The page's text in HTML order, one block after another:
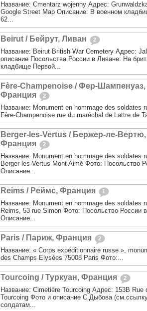
Название: Cmentarz wojenny Адрес:
Google Street Map Описание: В военном
62...
Beirut / Бейрут, Ливан 2
Название: Beirut British War Cemetery Адрес:
описание Посольства России в Ливане: На
кладбище Первой...
Fère-Champenoise / Фер-Шампенуаз,
Франция
2
Название: Monument en hommage des soldates
Fère-Champenoise rue du maréchal de Lattre de
Berger-les-Vertus / Бержер-ле-Вертю,
Франция
2
Название: Monument en hommage des soldates
Berger-les-Vertus Mont Aimé Фото: Посольство
Описание...
Reims / Реймс, Франция 1
Название: Monument en hommage des soldates
Reims, 53 rue Simon Фото: Посольство России
Описание...
Paris / Париж, Франция 2
Название: « Corps expéditionnaire russe »,
des Champs Elysées 75008 Paris Фото:...
Tourcoing / Туркуан, Франция 2
Название: Cimetière Tourcoing Адрес: 153B Rue
Tourcoing Фото и описание С.Дыбова
солдатам...